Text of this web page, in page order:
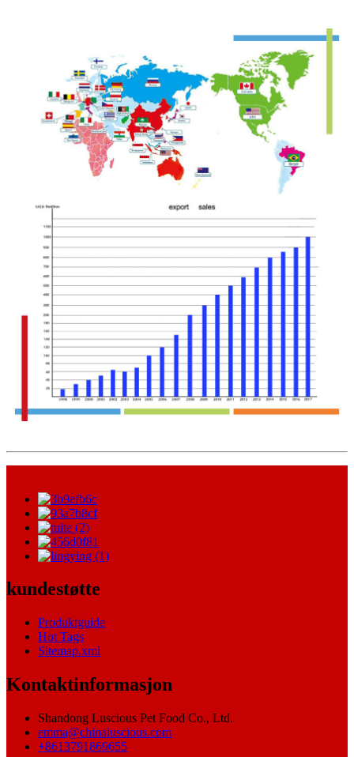
kundestøtte
Produktguide
Hot Tags
Sitemap.xml
Kontaktinformasjon
Shandong Luscious Pet Food Co., Ltd.
emma@chinaluscious.com
+8613791869655